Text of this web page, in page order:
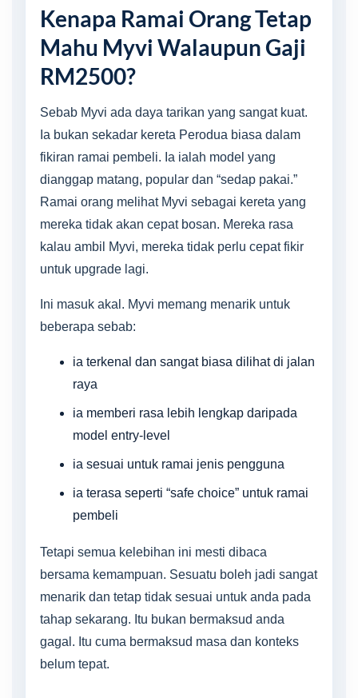
Kenapa Ramai Orang Tetap
Mahu Myvi Walaupun Gaji
RM2500?
Sebab Myvi ada daya tarikan yang sangat kuat.
Ia bukan sekadar kereta Perodua biasa dalam
fikiran ramai pembeli. Ia ialah model yang
dianggap matang, popular dan “sedap pakai.”
Ramai orang melihat Myvi sebagai kereta yang
mereka tidak akan cepat bosan. Mereka rasa
kalau ambil Myvi, mereka tidak perlu cepat fikir
untuk upgrade lagi.
Ini masuk akal. Myvi memang menarik untuk
beberapa sebab:
ia terkenal dan sangat biasa dilihat di jalan
raya
ia memberi rasa lebih lengkap daripada
model entry-level
ia sesuai untuk ramai jenis pengguna
ia terasa seperti “safe choice” untuk ramai
pembeli
Tetapi semua kelebihan ini mesti dibaca
bersama kemampuan. Sesuatu boleh jadi sangat
menarik dan tetap tidak sesuai untuk anda pada
tahap sekarang. Itu bukan bermaksud anda
gagal. Itu cuma bermaksud masa dan konteks
belum tepat.